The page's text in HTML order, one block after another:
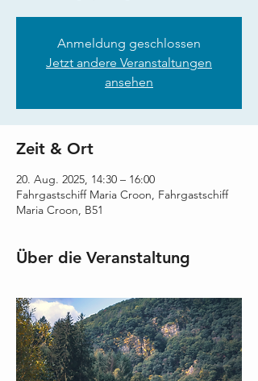
Anmeldung geschlossen
Jetzt andere Veranstaltungen
ansehen
Zeit & Ort
20. Aug. 2025, 14:30 – 16:00
Fahrgastschiff Maria Croon, Fahrgastschiff
Maria Croon, B51
Über die Veranstaltung